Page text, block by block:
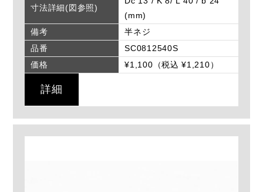
寸法詳細(図参照)
(mm)
備考
半ネジ
品番
SC0812540S
価格
¥1,100（税込 ¥1,210）
詳細